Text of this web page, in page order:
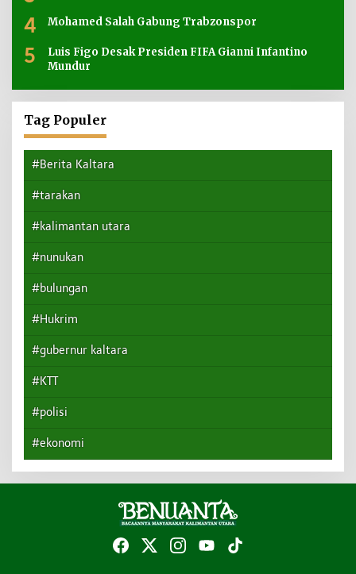
4 Mohamed Salah Gabung Trabzonspor
5
Luis Figo Desak Presiden FIFA Gianni Infantino
Mundur
Tag Populer
#Berita Kaltara
#tarakan
#kalimantan utara
#nunukan
#bulungan
#Hukrim
#gubernur kaltara
#KTT
#polisi
#ekonomi